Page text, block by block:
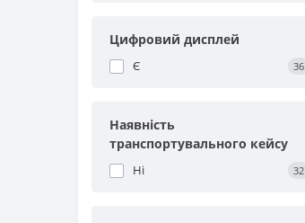
Цифровий дисплей
Є 36
Наявність
транспортувального кейсу
Ні 32